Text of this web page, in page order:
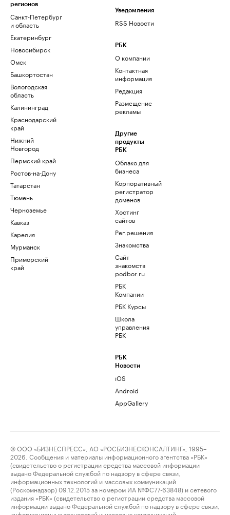
регионов
Санкт-Петербург
и область
Екатеринбург
Новосибирск
Омск
Башкортостан
Вологодская
область
Калининград
Краснодарский
край
Нижний
Новгород
Пермский край
Ростов-на-Дону
Татарстан
Тюмень
Черноземье
Кавказ
Карелия
Мурманск
Приморский
край
Уведомления
RSS Новости
РБК
О компании
Контактная
информация
Редакция
Размещение
рекламы
Другие
продукты
РБК
Облако для
бизнеса
Корпоративный
регистратор
доменов
Хостинг
сайтов
Рег.решения
Знакомства
Сайт
знакомств
podbor.ru
РБК
Компании
РБК Курсы
Школа
управления
РБК
РБК
Новости
iOS
Android
AppGallery
© ООО «БИЗНЕСПРЕСС», АО «РОСБИЗНЕСКОНСАЛТИНГ», 1995–
2026. Сообщения и материалы информационного агентства «РБК»
(свидетельство о регистрации средства массовой информации
выдано Федеральной службой по надзору в сфере связи,
информационных технологий и массовых коммуникаций
(Роскомнадзор) 09.12.2015 за номером ИА №ФС77-63848) и сетевого
издания «РБК» (свидетельство о регистрации средства массовой
информации выдано Федеральной службой по надзору в сфере связи,